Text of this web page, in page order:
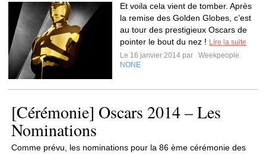
Et voila cela vient de tomber. Après
la remise des Golden Globes, c’est
au tour des prestigieux Oscars de
pointer le bout du nez ! Lire la suite
Le 16 janvier 2014 par
Weekpeople
NONE
[Cérémonie] Oscars 2014 – Les
Nominations
Comme prévu, les nominations pour la 86 ème cérémonie des